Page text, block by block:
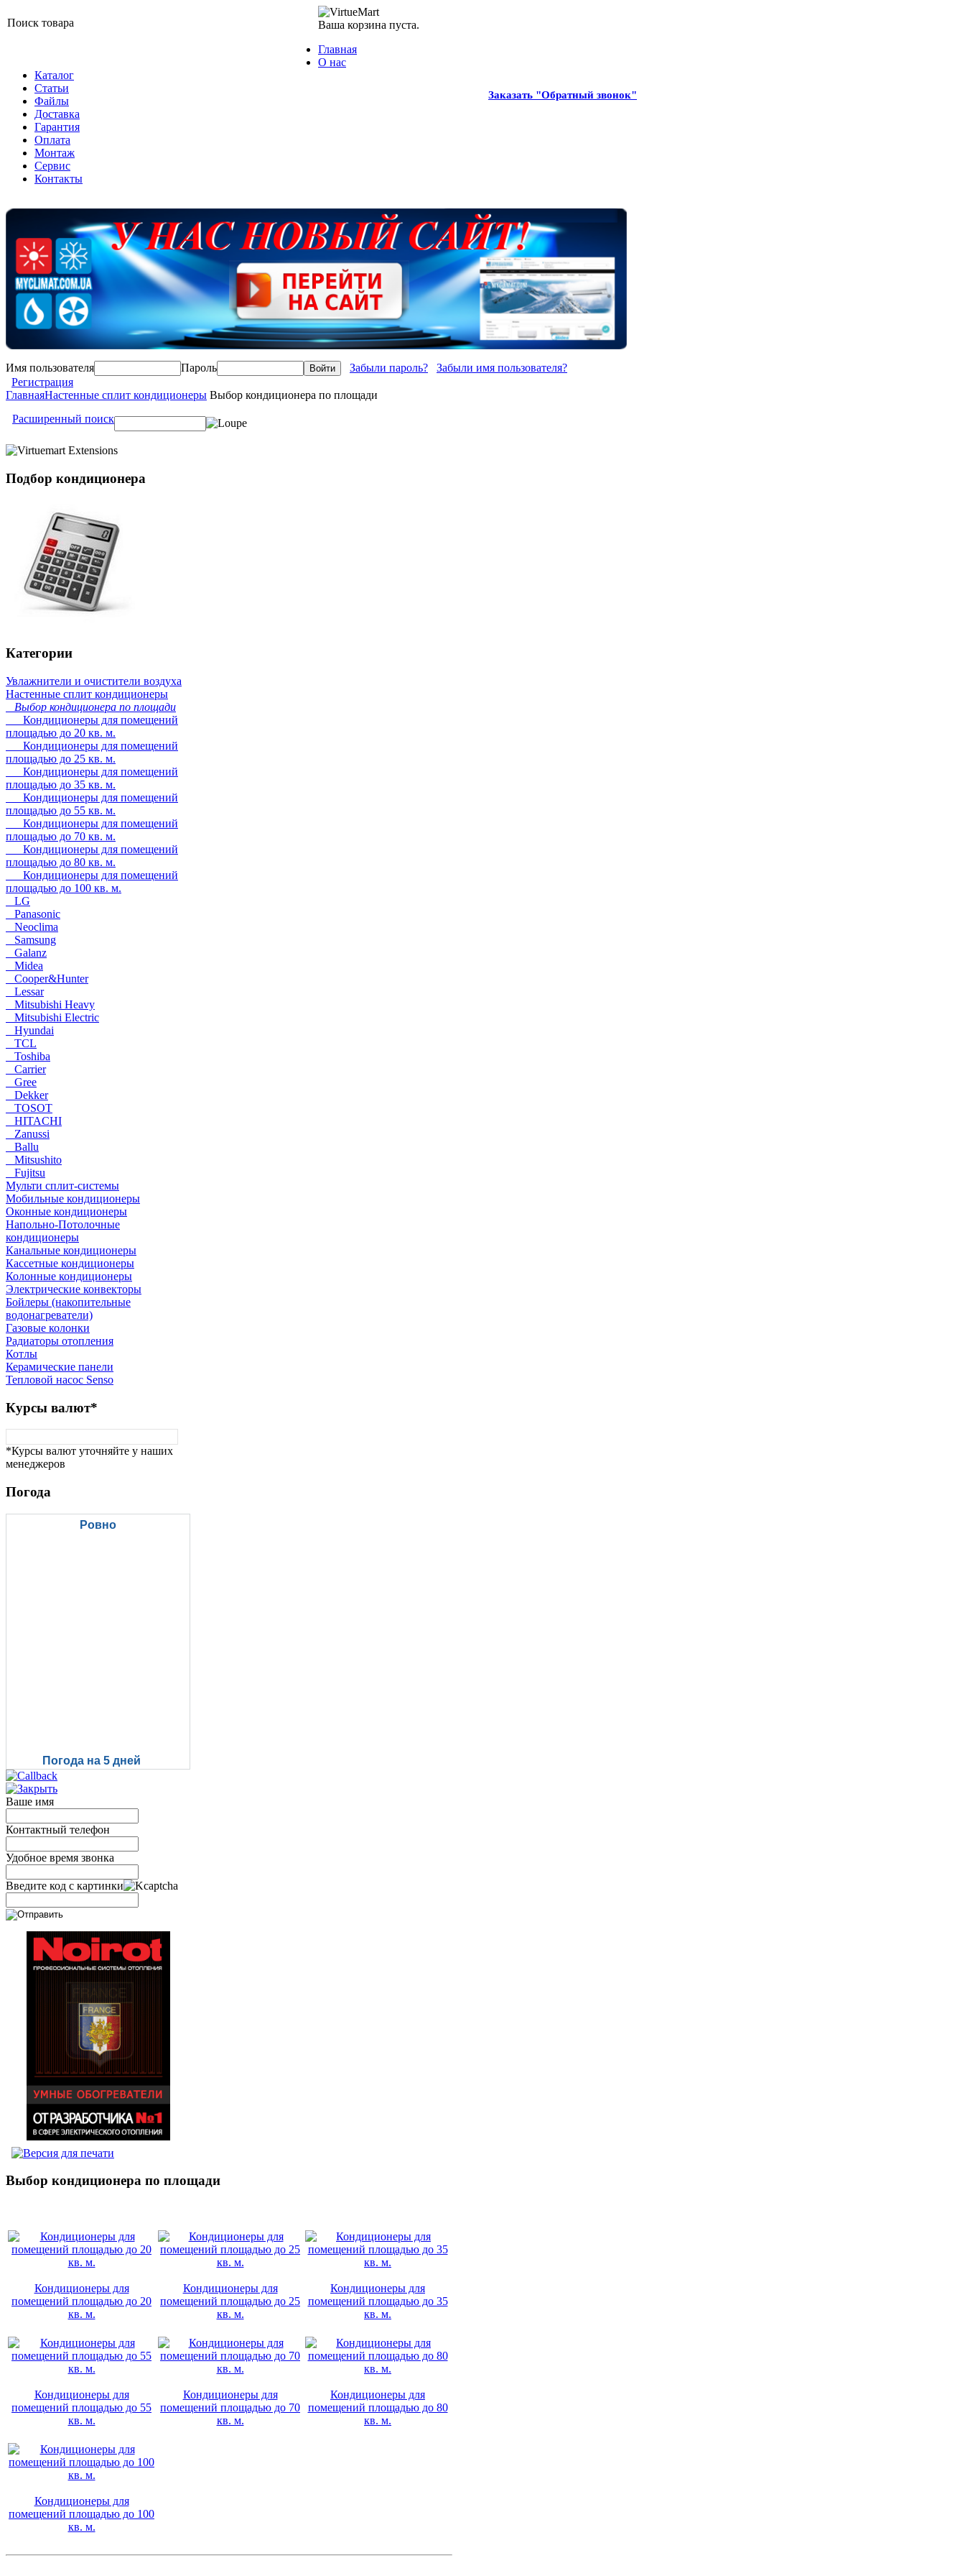
Ваша корзина пуста.
Заказать "Обратный звонок"
Главная
О нас
Каталог
Статьи
Файлы
Доставка
Гарантия
Оплата
Монтаж
Сервис
Контакты
Имя пользователя Пароль Забыли пароль?
Забыли имя пользователя?
Регистрация
ГлавнаяНастенные сплит кондиционеры Выбор кондиционера по площади
Поиск товара
Расширенный поиск
Подбор кондиционера
Категории
Увлажнители и очистители воздуха
Настенные сплит кондиционеры
Выбор кондиционера по площади
Кондиционеры для помещений
площадью до 20 кв. м.
Кондиционеры для помещений
площадью до 25 кв. м.
Кондиционеры для помещений
площадью до 35 кв. м.
Кондиционеры для помещений
площадью до 55 кв. м.
Кондиционеры для помещений
площадью до 70 кв. м.
Кондиционеры для помещений
площадью до 80 кв. м.
Кондиционеры для помещений
площадью до 100 кв. м.
LG
Panasonic
Neoclima
Samsung
Galanz
Midea
Cooper&Hunter
Lessar
Mitsubishi Heavy
Mitsubishi Electric
Hyundai
TCL
Toshiba
Carrier
Gree
Dekker
TOSOT
HITACHI
Zanussi
Ballu
Mitsushito
Fujitsu
Мульти сплит-системы
Мобильные кондиционеры
Оконные кондиционеры
Напольно-Потолочные
кондиционеры
Канальные кондиционеры
Кассетные кондиционеры
Колонные кондиционеры
Электрические конвекторы
Бойлеры (накопительные
водонагреватели)
Газовые колонки
Радиаторы отопления
Котлы
Керамические панели
Тепловой насос Senso
Курсы валют*
*Курсы валют уточняйте у наших
менеджеров
Погода
Ровно
Погода на 5 дней
Ваше имя
Контактный телефон
Удобное время звонка
Введите код с картинки
Выбор кондиционера по площади
Кондиционеры для
помещений площадью до 20
кв. м.
Кондиционеры для
помещений площадью до 25
кв. м.
Кондиционеры для
помещений площадью до 35
кв. м.
Кондиционеры для
помещений площадью до 55
кв. м.
Кондиционеры для
помещений площадью до 70
кв. м.
Кондиционеры для
помещений площадью до 80
кв. м.
Кондиционеры для
помещений площадью до 100
кв. м.